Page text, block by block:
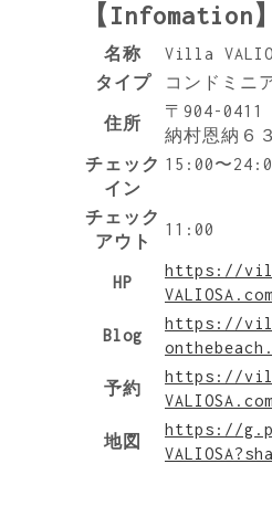
【Infomation】
名称
Villa
タイプ
コンドミニ
住所
〒904-0411
納村恩納６
チェック
イン
15:00〜
チェック
アウト
11:00
HP
https://
Blog
https://
予約
https://
地図
https://